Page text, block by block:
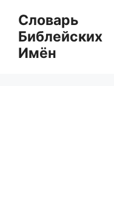
содержимому
Словарь
Библейских
Имён